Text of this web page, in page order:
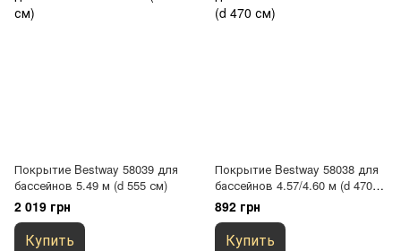
Покрытие Bestway 58039 для
бассейнов 5.49 м (d 555 см)
2 019 грн
Купить
Покрытие Bestway 58038 для
бассейнов 4.57/4.60 м (d 470
см)
892 грн
Купить